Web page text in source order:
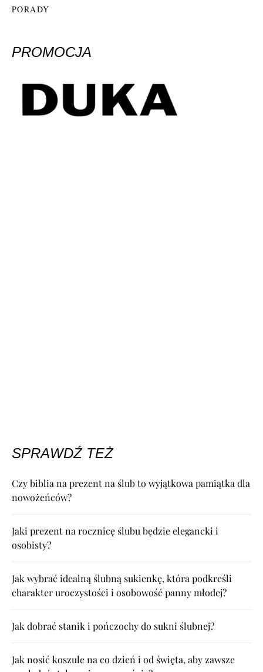
PORADY
PROMOCJA
SPRAWDŹ TEŻ
Czy biblia na prezent na ślub to wyjątkowa pamiątka dla
nowożeńców?
Jaki prezent na rocznicę ślubu będzie elegancki i
osobisty?
Jak wybrać idealną ślubną sukienkę, która podkreśli
charakter uroczystości i osobowość panny młodej?
Jak dobrać stanik i pończochy do sukni ślubnej?
Jak nosić koszule na co dzień i od święta, aby zawsze